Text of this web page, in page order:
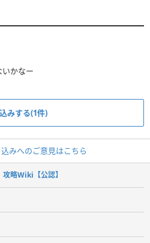
みする(1件)
みへのご意見はこちら
略Wiki【公認】